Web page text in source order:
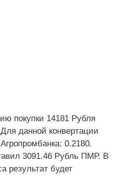
покупки 14181 Рубля
данной конвертации
0.2180.
3091.46 Рубль ПМР. В
результат будет